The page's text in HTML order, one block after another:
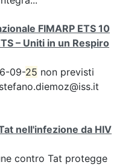
FIMARP ETS 10
– Uniti in un Respiro
09-25 non previsti
nell'infezione da HIV
contro Tat protegge